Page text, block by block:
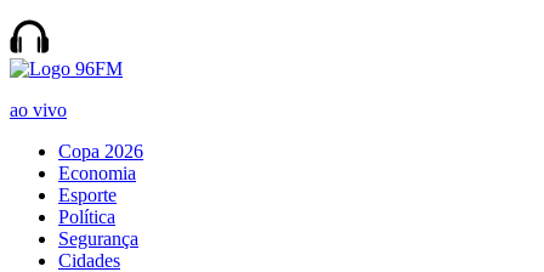
ao vivo
Copa 2026
Economia
Esporte
Política
Segurança
Cidades